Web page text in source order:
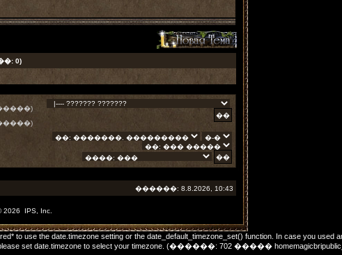
0)
������: 8.8.2026, 10:43
IPS, Inc.
to use the date.timezone setting or the date_default_timezone_set() function. In case you used
please set date.timezone to select your timezone. (������: 702 �����